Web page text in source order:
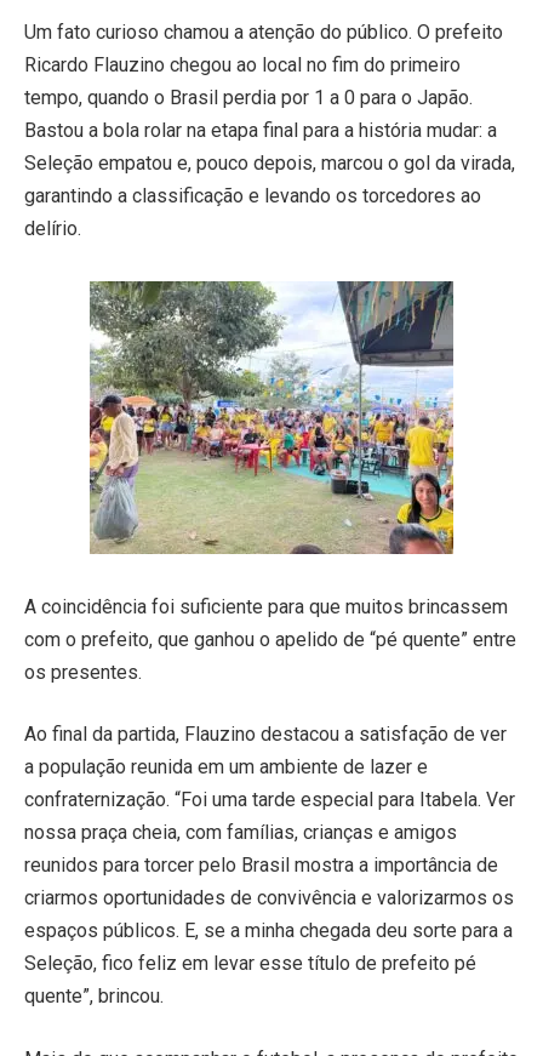
Um fato curioso chamou a atenção do público. O prefeito
Ricardo Flauzino chegou ao local no fim do primeiro
tempo, quando o Brasil perdia por 1 a 0 para o Japão.
Bastou a bola rolar na etapa final para a história mudar: a
Seleção empatou e, pouco depois, marcou o gol da virada,
garantindo a classificação e levando os torcedores ao
delírio.
A coincidência foi suficiente para que muitos brincassem
com o prefeito, que ganhou o apelido de “pé quente” entre
os presentes.
Ao final da partida, Flauzino destacou a satisfação de ver
a população reunida em um ambiente de lazer e
confraternização. “Foi uma tarde especial para Itabela. Ver
nossa praça cheia, com famílias, crianças e amigos
reunidos para torcer pelo Brasil mostra a importância de
criarmos oportunidades de convivência e valorizarmos os
espaços públicos. E, se a minha chegada deu sorte para a
Seleção, fico feliz em levar esse título de prefeito pé
quente”, brincou.